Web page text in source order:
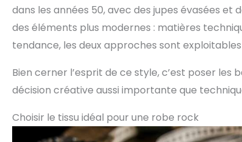
dans les années 50, avec des jupes évasées et
des éléments plus modernes : matières
tendance, les deux approches sont
Bien cerner l’esprit de ce style, c’est poser les
décision créative aussi importante que
Choisir le tissu idéal pour une robe rock